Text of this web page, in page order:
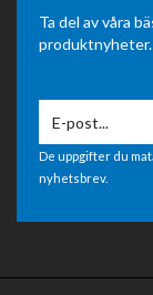
Ta del av våra
produktnyheter.
De uppgifter du
nyhetsbrev.